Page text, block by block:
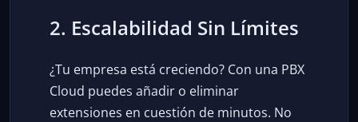
2. Escalabilidad Sin Límites
¿Tu empresa está creciendo? Con una PBX
Cloud puedes añadir o eliminar
extensiones en cuestión de minutos. No